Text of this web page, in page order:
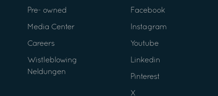
Pre- owned
Media Center
Careers
Wistleblowing
Neldungen
Facebook
Instagram
Youtube
Linkedin
Pinterest
X